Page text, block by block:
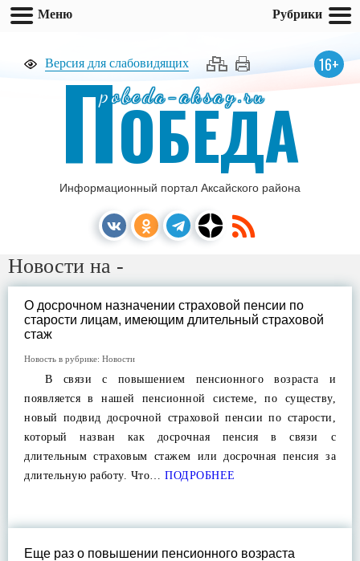
Версия для слабовидящих 16+
pobeda-aksay.ru
ПОБЕДА
Информационный портал Аксайского района
Новости на -
О досрочном назначении страховой пенсии по
старости лицам, имеющим длительный страховой
стаж
Новость в рубрике: Новости
В связи с повышением пенсионного возраста и
появляется в нашей пенсионной системе, по существу,
новый подвид досрочной страховой пенсии по старости,
который назван как досрочная пенсия в связи с
длительным страховым стажем или досрочная пенсия за
длительную работу. Что… ПОДРОБНЕЕ
Еще раз о повышении пенсионного возраста
Меню Рубрики